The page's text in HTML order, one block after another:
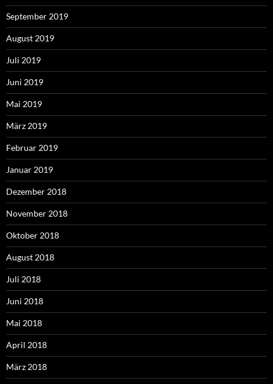
September 2019
August 2019
Juli 2019
Juni 2019
Mai 2019
März 2019
Februar 2019
Januar 2019
Dezember 2018
November 2018
Oktober 2018
August 2018
Juli 2018
Juni 2018
Mai 2018
April 2018
März 2018